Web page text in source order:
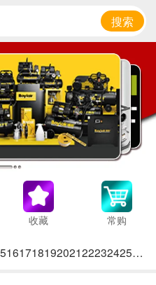
搜索
收藏 常购
12345678910111213141516171819202122232425262728293